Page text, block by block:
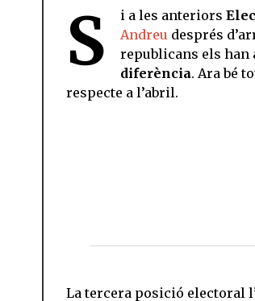
S i a les anteriors
Andreu després
republicans els han
diferència. Ara bé
respecte a l’abril.
La tercera posició electoral